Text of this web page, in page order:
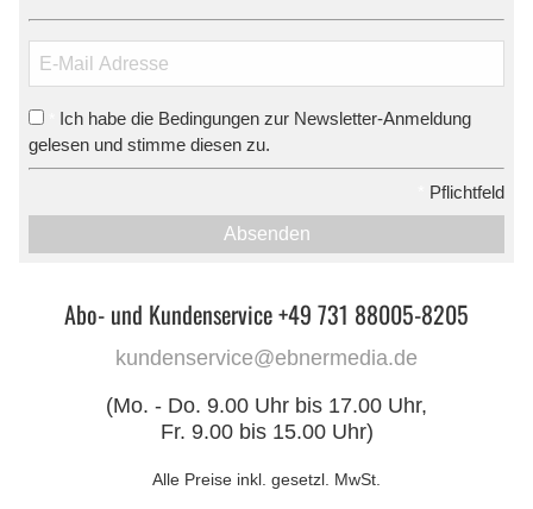
Ich habe die Bedingungen zur Newsletter-Anmeldung
gelesen und stimme diesen zu.
Pflichtfeld
Absenden
Abo- und Kundenservice +49 731 88005-8205
kundenservice@ebnermedia.de
(Mo. - Do. 9.00 Uhr bis 17.00 Uhr,
Fr. 9.00 bis 15.00 Uhr)
Alle Preise inkl. gesetzl. MwSt.